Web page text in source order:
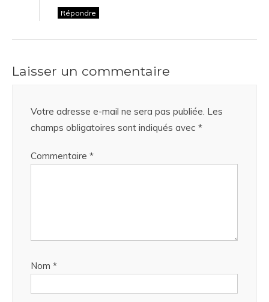
Répondre
Laisser un commentaire
Votre adresse e-mail ne sera pas publiée. Les
champs obligatoires sont indiqués avec *
Commentaire *
Nom *